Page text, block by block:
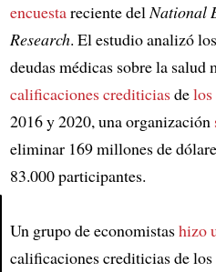
encuestareciente del National
Research. El estudio analizó
deudas médicas sobre la salud
calificaciones crediticiasdelos
2016 y 2020, una organización
eliminar 169 millones de
83.000 participantes.
Un grupo de economistashizo
calificaciones crediticias de